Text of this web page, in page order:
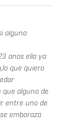
alguna
anos ella ya
que quiero
que alguno de
entre uno de
embaraza